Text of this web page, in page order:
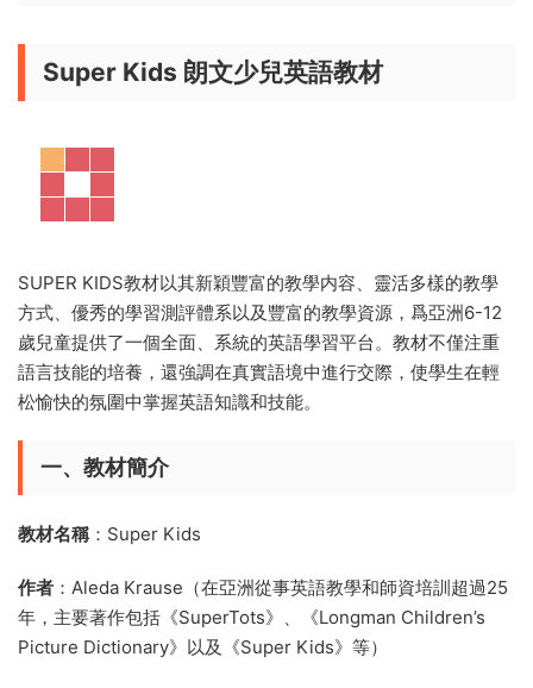
Super Kids 朗文少兒英語教材
SUPER KIDS教材以其新穎豐富的教學内容、靈活多樣的教學
方式、優秀的學習測評體系以及豐富的教學資源，爲亞洲6-12
歲兒童提供了一個全面、系統的英語學習平台。教材不僅注重
語言技能的培養，還強調在真實語境中進行交際，使學生在輕
松愉快的氛圍中掌握英語知識和技能。
一、教材簡介
教材名稱：Super Kids
作者 ：Aleda Krause（在亞洲從事英語教學和師資培訓超過25
年，主要著作包括《SuperTots》、《Longman Children’s
Picture Dictionary》以及《Super Kids》等）